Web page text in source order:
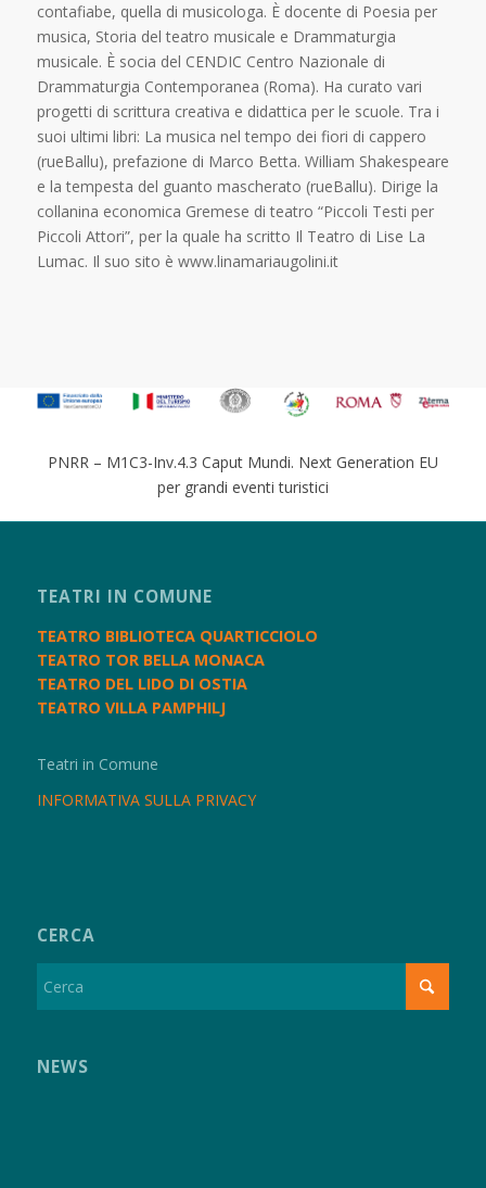
contafiabe, quella di musicologa. È docente di Poesia per
musica, Storia del teatro musicale e Drammaturgia
musicale. È socia del CENDIC Centro Nazionale di
Drammaturgia Contemporanea (Roma). Ha curato vari
progetti di scrittura creativa e didattica per le scuole. Tra i
suoi ultimi libri: La musica nel tempo dei fiori di cappero
(rueBallu), prefazione di Marco Betta. William Shakespeare
e la tempesta del guanto mascherato (rueBallu). Dirige la
collanina economica Gremese di teatro “Piccoli Testi per
Piccoli Attori”, per la quale ha scritto Il Teatro di Lise La
Lumac. Il suo sito è www.linamariaugolini.it
PNRR – M1C3-Inv.4.3 Caput Mundi. Next Generation EU
per grandi eventi turistici
TEATRI IN COMUNE
TEATRO BIBLIOTECA QUARTICCIOLO
TEATRO TOR BELLA MONACA
TEATRO DEL LIDO DI OSTIA
TEATRO VILLA PAMPHILJ
Teatri in Comune
INFORMATIVA SULLA PRIVACY
CERCA
NEWS